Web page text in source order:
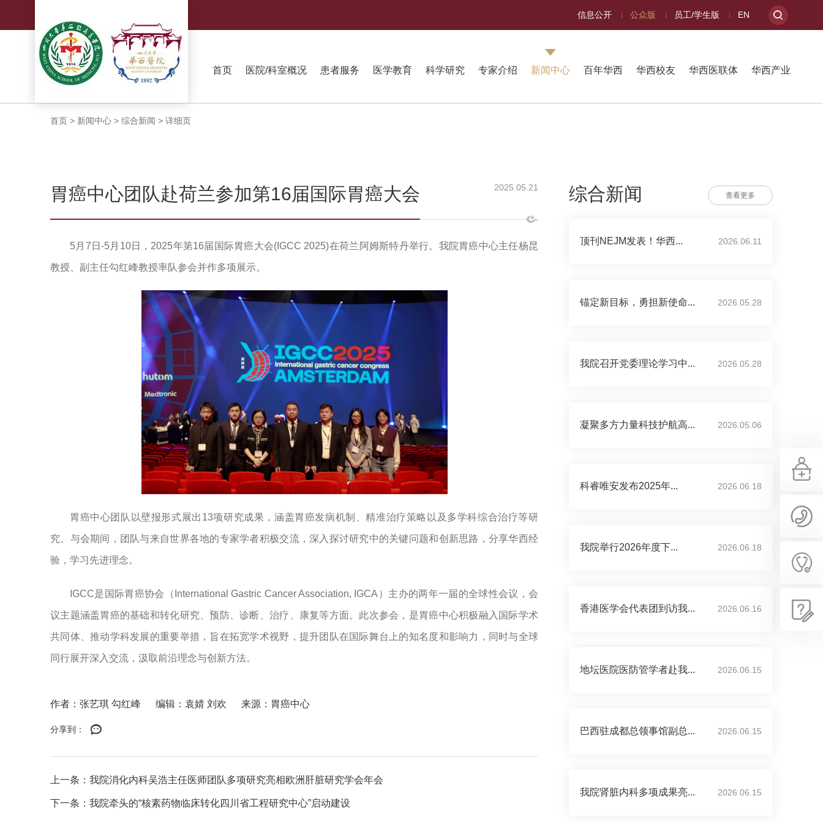
信息公开 公众版 员工/学生版 EN
首页 医院/科室概况 患者服务 医学教育 科学研究 专家介绍 新闻中心 百年华西 华西校友 华西医联体 华西产业
首页 > 新闻中心 > 综合新闻 > 详细页
胃癌中心团队赴荷兰参加第16届国际胃癌大会 2025.05.21
5月7日-5月10日，2025年第16届国际胃癌大会(IGCC 2025)在荷兰阿姆斯特丹举行。我院胃癌中心主任杨昆
教授、副主任勾红峰教授率队参会并作多项展示。
胃癌中心团队以壁报形式展出13项研究成果，涵盖胃癌发病机制、精准治疗策略以及多学科综合治疗等研
究。与会期间，团队与来自世界各地的专家学者积极交流，深入探讨研究中的关键问题和创新思路，分享华西经
验，学习先进理念。
IGCC是国际胃癌协会（International Gastric Cancer Association, IGCA）主办的两年一届的全球性会议，会
议主题涵盖胃癌的基础和转化研究、预防、诊断、治疗、康复等方面。此次参会，是胃癌中心积极融入国际学术
共同体、推动学科发展的重要举措，旨在拓宽学术视野，提升团队在国际舞台上的知名度和影响力，同时与全球
同行展开深入交流，汲取前沿理念与创新方法。
作者：张艺琪 勾红峰 编辑：袁婧 刘欢 来源：胃癌中心
分享到：
上一条：我院消化内科吴浩主任医师团队多项研究亮相欧洲肝脏研究学会年会
下一条：我院牵头的“核素药物临床转化四川省工程研究中心”启动建设
综合新闻 查看更多
顶刊NEJM发表！华西... 2026.06.11
锚定新目标，勇担新使命... 2026.05.28
我院召开党委理论学习中... 2026.05.28
凝聚多方力量科技护航高... 2026.05.06
科睿唯安发布2025年... 2026.06.18
我院举行2026年度下... 2026.06.18
香港医学会代表团到访我... 2026.06.16
地坛医院医防管学者赴我... 2026.06.15
巴西驻成都总领事馆副总... 2026.06.15
我院肾脏内科多项成果亮... 2026.06.15